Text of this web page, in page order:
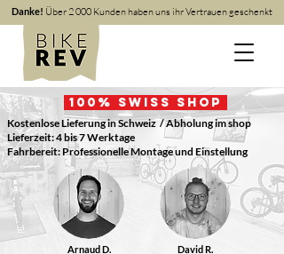
Danke! Über 2 000 Kunden haben uns ihr Vertrauen geschenkt
100 % Swiss Shop
Kostenlose Lieferung in Schweiz / Abholung im shop
Lieferzeit: 4 bis 7 Werktage
Fahrbereit: Professionelle Montage und Einstellung
Arnaud D. David R.